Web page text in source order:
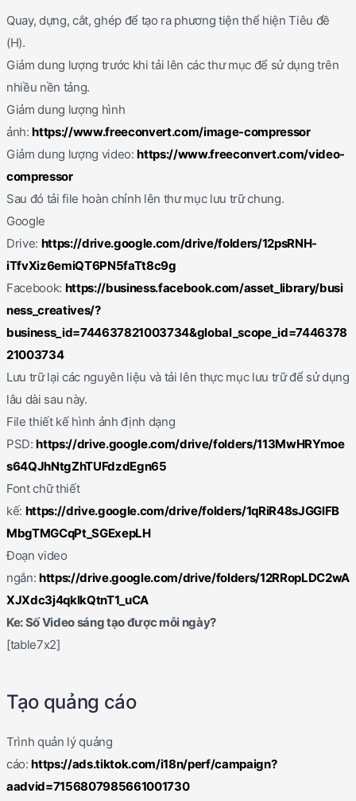
Quay, dựng, cắt, ghép để tạo ra phương tiện thể hiện Tiêu đề
(H).
Giảm dung lượng trước khi tải lên các thư mục để sử dụng trên
nhiều nền tảng.
Giảm dung lượng hình
ảnh:https://www.freeconvert.com/image-compressor
Giảm dung lượng video:https://www.freeconvert.com/video-
compressor
Sau đó tải file hoàn chỉnh lên thư mục lưu trữ chung.
Google
Drive: https://drive.google.com/drive/folders/12psRNH-
iTfvXiz6emiQT6PN5faTt8c9g
Facebook: https://business.facebook.com/asset_library/busi
ness_creatives/?
business_id=744637821003734&global_scope_id=7446378
21003734
Lưu trữ lại các nguyên liệu và tải lên thực mục lưu trữ để sử dụng
lâu dài sau này.
File thiết kế hình ảnh định dạng
PSD:https://drive.google.com/drive/folders/113MwHRYmoe
s64QJhNtgZhTUFdzdEgn65
Font chữ thiết
kế: https://drive.google.com/drive/folders/1qRiR48sJGGlFB
MbgTMGCqPt_SGExepLH
Đoạn video
ngắn: https://drive.google.com/drive/folders/12RRopLDC2wA
XJXdc3j4qklkQtnT1_uCA
Ke: Số Video sáng tạo được mỗi ngày?
[table7x2]
Tạo quảng cáo
Trình quản lý quảng
cáo:https://ads.tiktok.com/i18n/perf/campaign?
aadvid=7156807985661001730